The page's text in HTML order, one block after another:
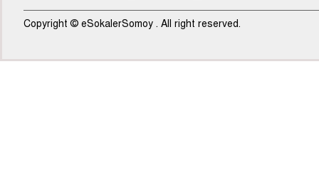
Copyright © eSokalerSomoy . All right reserved.